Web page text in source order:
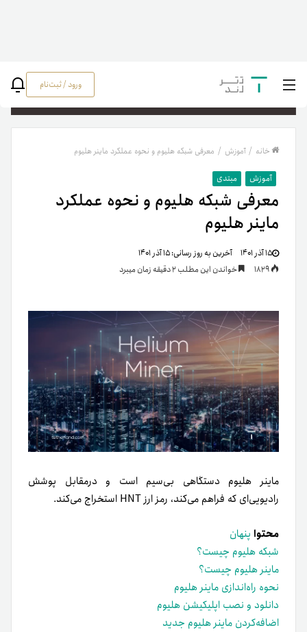
ورود / ثبت‌نام
خانه / آموزش / معرفی شبکه هلیوم و نحوه عملکرد ماینر هلیوم
آموزش مبتدی
معرفی شبکه هلیوم و نحوه عملکرد
ماینر هلیوم
۱۵ آذر ۱۴۰۱ آخرین به روز رسانی:۱۵ آذر ۱۴۰۱
خواندن این مطلب 2 دقیقه زمان میبرد
ماینر هلیوم دستگاهی بی‌سیم است و درمقابل پوشش
رادیویی‌ای که فراهم می‌کند، رمز ارز HNT استخراج می‌کند.
محتوا پنهان
شبکه هلیوم چیست؟
ماینر هلیوم چیست؟
نحوه راه‌اندازی ماینر هلیوم
دانلود و نصب اپلیکیشن هلیوم
اضافه‌کردن ماینر هلیوم جدید